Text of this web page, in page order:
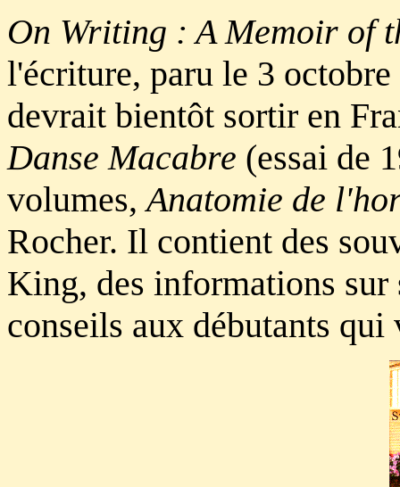
On Writing : A Memoir of
l'écriture, paru le 3
devrait bientôt sortir en
Danse Macabre (essai de
volumes,Anatomie de
Rocher. Il contient des
King, des informations sur
conseils aux débutants